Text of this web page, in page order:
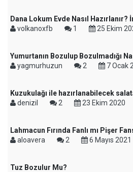
Dana Lokum Evde Nasıl
volkanoxfb
1 25 Ekim
Yumurtanın Bozulup Bozulmadığı
yagmurhuzun
2 7 Ocak
Kuzukulağı ile hazırlanabilecek
denizil
2 23 Ekim 2020
Lahmacun Fırında Fanlı mı Pişer
aloavera
2 6 Mayıs 2021
Tuz Bozulur Mu?